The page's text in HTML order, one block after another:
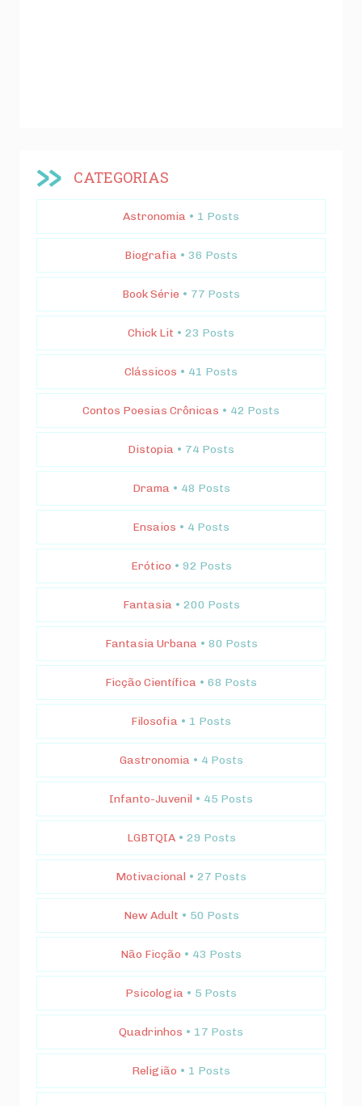
CATEGORIAS
Astronomia • 1 Posts
Biografia • 36 Posts
Book Série • 77 Posts
Chick Lit • 23 Posts
Clássicos • 41 Posts
Contos Poesias Crônicas • 42 Posts
Distopia • 74 Posts
Drama • 48 Posts
Ensaios • 4 Posts
Erótico • 92 Posts
Fantasia • 200 Posts
Fantasia Urbana • 80 Posts
Ficção Científica • 68 Posts
Filosofia • 1 Posts
Gastronomia • 4 Posts
Infanto-Juvenil • 45 Posts
LGBTQIA • 29 Posts
Motivacional • 27 Posts
New Adult • 50 Posts
Não Ficção • 43 Posts
Psicologia • 5 Posts
Quadrinhos • 17 Posts
Religião • 1 Posts